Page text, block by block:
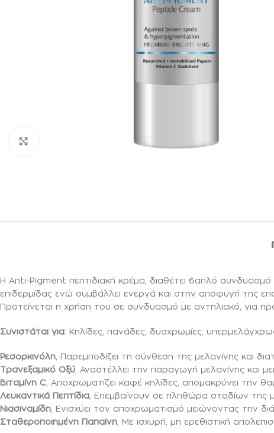
Η Anti-Pigment πεπτιδιακή κρέμα, διαθέτει 6απλό
επιδερμίδας ενώ συμβάλλει ενεργά και στην αποφυγή της
Προτείνεται η χρήση του σε συνδυασμό με αντηλιακό, για
Συνιστάται για: Kηλίδες, πανάδες, δυσχρωμίες,
Ρεσορκινόλη, Παρεμποδίζει τη σύνθεση της μελανίνης και
Τρανεξαμικό Οξύ, Αναστέλλει την παραγωγή μελανίνης και
Βιταμίνη C, Αποχρωματίζει καφέ κηλίδες, απομακρύνει την
Λευκαντικά Πεπτίδια, Επεμβαίνουν σε πληθώρα σταδίων της
Νιασιναμίδη, Ενισχύει τον αποχρωματισμό μειώνοντας την
Σταθεροποιημένη Παπαϊνη, Με ισχυρή, μη ερεθιστική